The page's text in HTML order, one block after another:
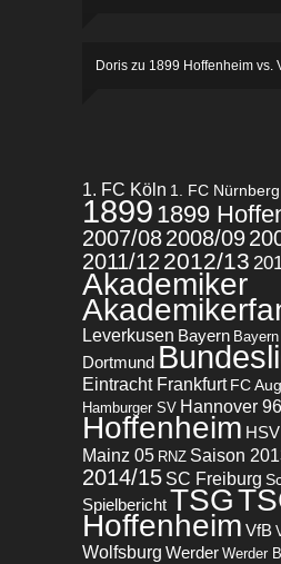
Doris zu 1899 Hoffenheim vs.
1. FC Köln 1. FC Nürnberg
1899 1899
2007/082008/09
2011/122012/13
Akademiker
Leverkusen Bayern
Dortmund
Eintracht Frankfurt FC
Hamburger SV Hannover 96
Hoffenheim HSV
Mainz 05 RNZ Saison
2014/15 SC Freiburg
SpielberichtTSG
Hoffenheim VfB
Wolfsburg Werder Werder